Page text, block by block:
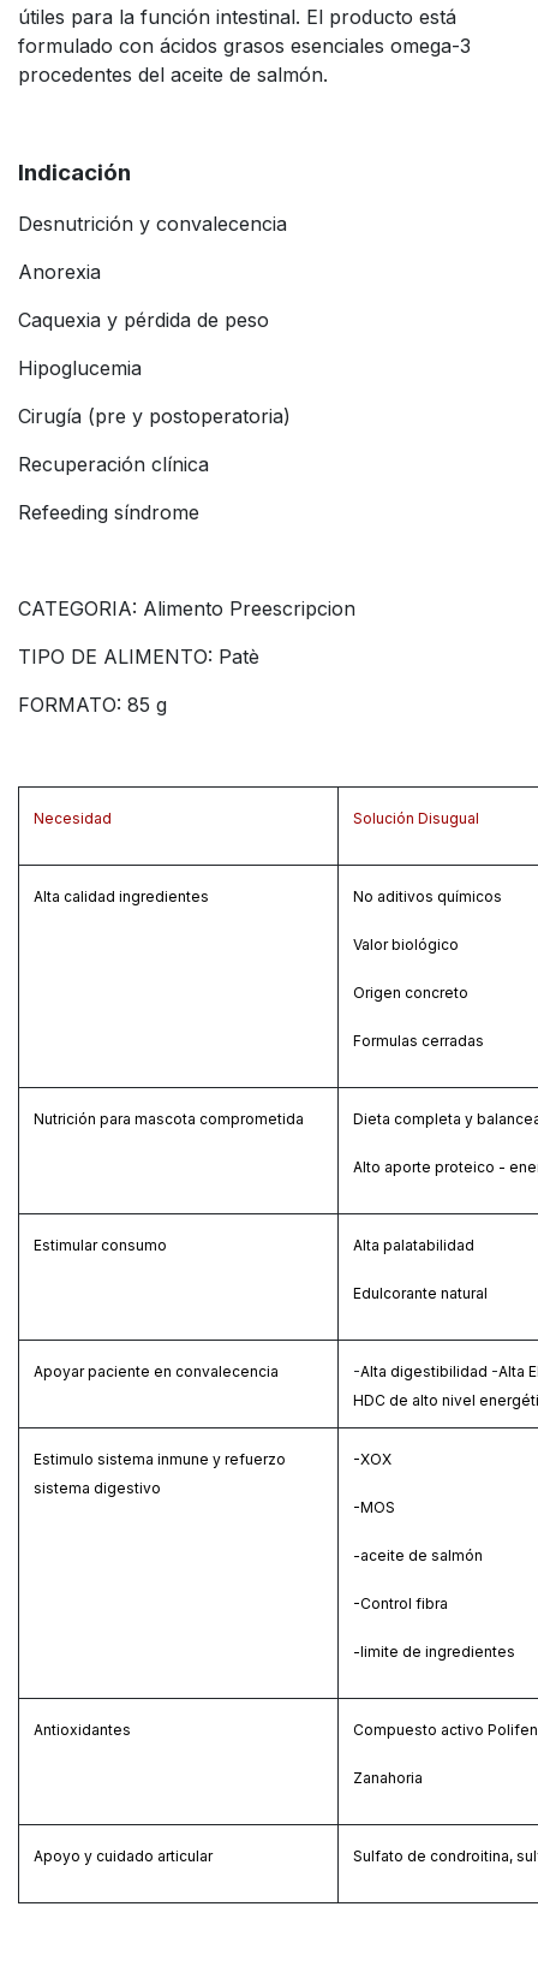
útiles para la función intestinal. El producto está
formulado con ácidos grasos esenciales omega-3
procedentes del aceite de salmón.
Indicación
Desnutrición y convalecencia
Anorexia
Caquexia y pérdida de peso
Hipoglucemia
Cirugía (pre y postoperatoria)
Recuperación clínica
Refeeding síndrome
CATEGORIA: Alimento Preescripcion
TIPO DE ALIMENTO: Patè
FORMATO: 85 g
Necesidad Solución Disugual
Alta calidad ingredientes No aditivos químicos
Valor biológico
Origen concreto
Formulas cerradas
Nutrición para mascota comprometida Dieta completa y
Alto aporte proteico -
Estimular consumo Alta palatabilidad
Edulcorante natural
Apoyar paciente en convalecencia -Alta digestibilidad -Alta
HDC de alto nivel
Estimulo sistema inmune y refuerzo
sistema digestivo
-XOX
-MOS
-aceite de salmón
-Control fibra
-limite de ingredientes
Antioxidantes Compuesto activo
Zanahoria
Apoyo y cuidado articular Sulfato de condroitina,